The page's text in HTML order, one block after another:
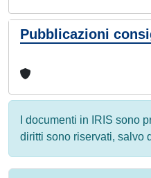
Pubblicazioni
I documenti in IRIS sono
diritti sono riservati, salvo